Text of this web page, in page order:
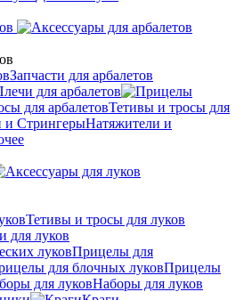
Запчасти для арбалетов
для арбалетов
Тетивы и тросы для
Натяжители и
Тетивы и тросы для луков
для луков
Прицелы для
Прицелы
Наборы для луков